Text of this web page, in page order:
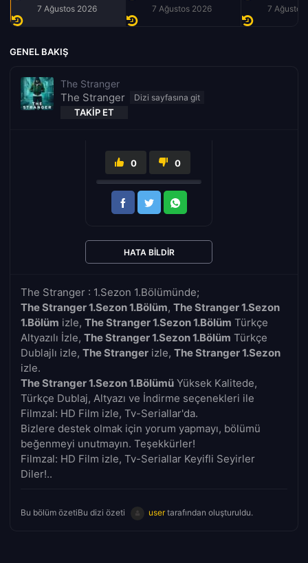
7 Ağustos 2026 7 Ağustos 2026 7 Ağustos
GENEL BAKIŞ
The Stranger
The Stranger
TAKIP ET
The Stranger : 1.Sezon 1.Bölümünde;
The Stranger 1.Sezon 1.Bölüm, The Stranger 1.Sezon
1.Bölüm izle, The Stranger 1.Sezon 1.Bölüm Türkçe
Altyazılı İzle, The Stranger 1.Sezon 1.Bölüm Türkçe
Dublajlı izle, The Stranger izle, The Stranger 1.Sezon
izle.
The Stranger 1.Sezon 1.Bölümü Yüksek Kalitede,
Türkçe Dublaj, Altyazı ve İndirme seçenekleri ile
Filmzal: HD Film izle, Tv-Seriallar'da.
Bizlere destek olmak için yorum yapmayı, bölümü
beğenmeyi unutmayın. Teşekkürler!
Filmzal: HD Film izle, Tv-Seriallar Keyifli Seyirler
Diler!..
Bu bölüm özetiBu dizi özeti usertarafından oluşturuldu.
0 0
HATA BILDIR